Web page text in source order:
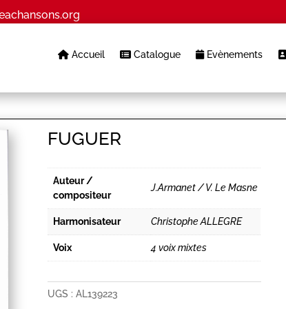
Accueil Catalogue Evènements
FUGUER
Auteur /
compositeur
J.Armanet / V. Le Masne
Harmonisateur Christophe ALLEGRE
Voix 4 voix mixtes
UGS :AL139223